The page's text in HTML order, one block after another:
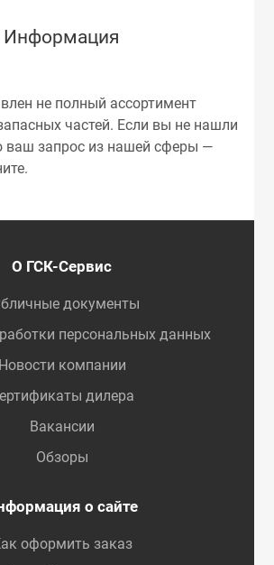
Информация
не полный ассортимент
частей. Если вы не нашли
ваш запрос из нашей сферы —
О ГСК-Сервис
документы
персональных данных
Новости компании
дилера
Вакансии
Обзоры
о сайте
оформить заказ